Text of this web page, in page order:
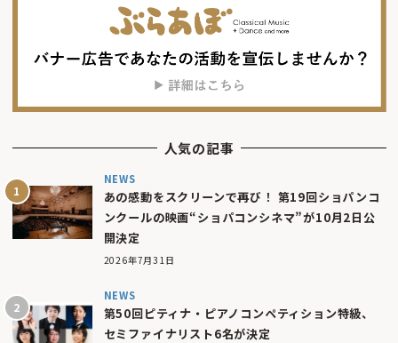
人気の記事
NEWS
あの感動をスクリーンで再び！ 第19回ショパンコ
ンクールの映画“ショパコンシネマ”が10月2日公
開決定
2026年7月31日
NEWS
第50回ピティナ・ピアノコンペティション特級、
セミファイナリスト6名が決定